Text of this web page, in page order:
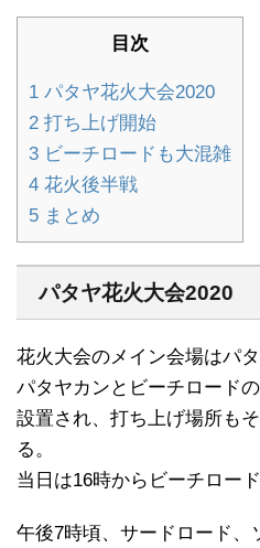
目次
1 パタヤ花火大会2020
2 打ち上げ開始
3 ビーチロードも大混雑
4 花火後半戦
5 まとめ
パタヤ花火大会2020
花火大会のメイン会場はパタ
パタヤカンとビーチロード
設置され、打ち上げ場所も
る。
当日は16時からビーチロー
午後7時頃、サードロード